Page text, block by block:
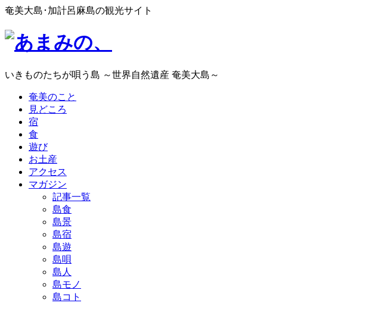
奄美大島･加計呂麻島の観光サイト
いきものたちが唄う島 ～世界自然遺産 奄美大島～
奄美のこと
見どころ
宿
食
遊び
お土産
アクセス
マガジン
記事一覧
島食
島景
島宿
島遊
島唄
島人
島モノ
島コト